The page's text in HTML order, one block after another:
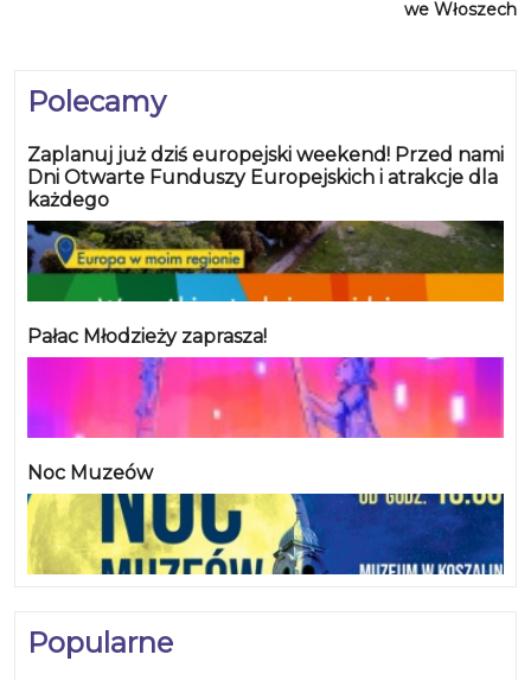
Polecamy
Zaplanuj już dziś europejski weekend! Przed nami
Dni Otwarte Funduszy Europejskich i atrakcje dla
każdego
Pałac Młodzieży zaprasza!
Noc Muzeów
Popularne
we Włoszech